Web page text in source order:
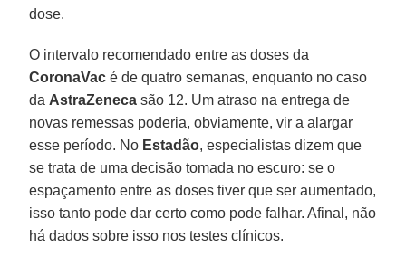
dose.
O intervalo recomendado entre as doses da
CoronaVac é de quatro semanas, enquanto no caso
da AstraZeneca são 12. Um atraso na entrega de
novas remessas poderia, obviamente, vir a alargar
esse período. No Estadão, especialistas dizem que
se trata de uma decisão tomada no escuro: se o
espaçamento entre as doses tiver que ser aumentado,
isso tanto pode dar certo como pode falhar. Afinal, não
há dados sobre isso nos testes clínicos.